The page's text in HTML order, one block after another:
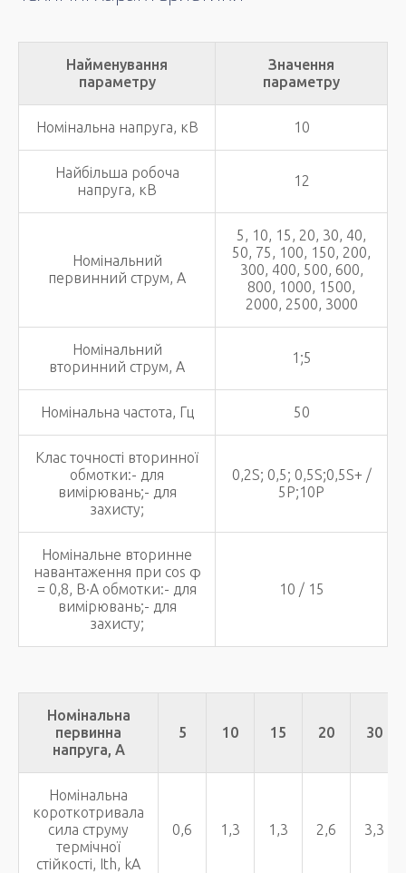
Найменування
параметру
Значення
параметру
Номінальна напруга, кВ 10
Найбільша робоча
напруга, кВ
12
Номінальний
первинний струм, А
5, 10, 15, 20, 30, 40,
50, 75, 100, 150, 200,
300, 400, 500, 600,
800, 1000, 1500,
2000, 2500, 3000
Номінальний
вторинний струм, А
1;5
Номінальна частота, Гц 50
Клас точності вторинної
обмотки:- для
вимірювань;- для
захисту;
0,2S; 0,5; 0,5S;0,5S+ /
5P;10P
Номінальне вторинне
навантаження при соs φ
= 0,8, В·А обмотки:- для
вимірювань;- для
захисту;
10 / 15
Номінальна
первинна
напруга, А
5 10 15 20 30
Номінальна
короткотривала
сила струму
термічної
стійкості, Ith, kA
0,6 1,3 1,3 2,6 3,3